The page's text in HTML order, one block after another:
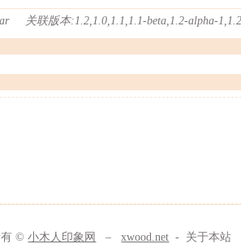
关联版本:1.2,1.0,1.1,1.1-beta,1.2-alpha-
有 ©小木人印象网 –xwood.net - 关于本站